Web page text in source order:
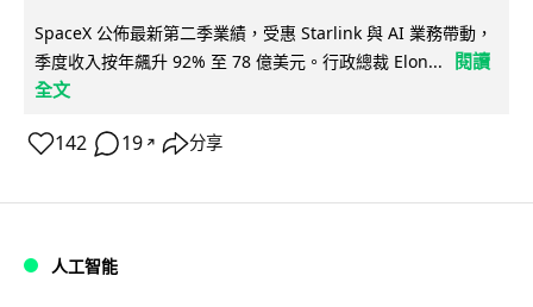
SpaceX 公佈最新第二季業績，受惠 Starlink 與 AI 業務帶動，
季度收入按年飆升 92% 至 78 億美元。行政總裁 Elon...
閱讀
全文
142 19 ↗ 分享
人工智能